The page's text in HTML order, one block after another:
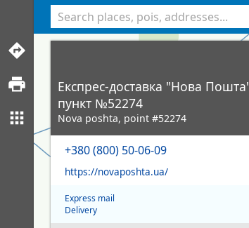
Експрес-доставка "Нова
пункт №52274
Nova poshta, point #52274
+380 (800) 50-06-09
https://novaposhta.ua/
Express mail
Delivery
<% console.log(hcard) %>